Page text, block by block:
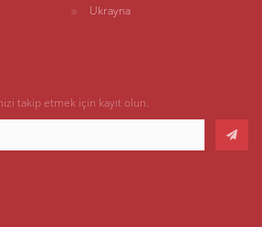
Ukrayna
takip etmek için kayıt olun.